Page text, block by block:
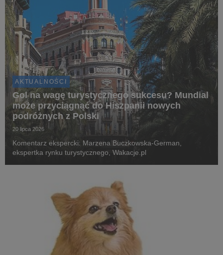
AKTUALNOŚCI
Gol na wagę turystycznego sukcesu? Mundial
może przyciągnąć do Hiszpanii nowych
podróżnych z Polski
20 lipca 2026
Komentarz ekspercki: Marzena Buczkowska-German,
ekspertka rynku turystycznego, Wakacje.pl